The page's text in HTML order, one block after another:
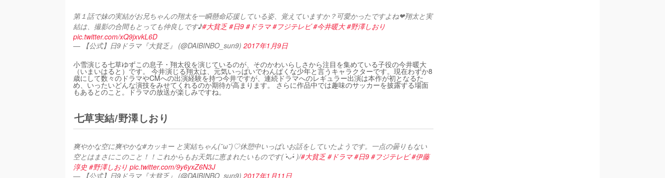
第１話で妹の実結がお兄ちゃんの翔太を一瞬懸命応援している姿、覚えていますか？可愛かったですよね❤翔太と実
結は、撮影の合間もとっても仲良しです♪#大貧乏 #日9 #ドラマ #フジテレビ #今井暖大 #野澤しおり
pic.twitter.com/xQ9jxvkL6D
— 【公式】日9ドラマ『大貧乏』 (@DAIBINBO_sun9) 2017年1月9日
小雪演じる七草ゆずこの息子・翔太役を演じているのが、そのかわいらしさから注目を集めている子役の今井暖大
（いまいはると）です。 今井演じる翔太は、元気いっぱいでわんぱくな少年と言うキャラクターです。現在わずか8
歳にして数々のドラマやCMへの出演経験を持つ今井ですが、連続ドラマへのレギュラー出演は本作が初となるた
め、いったいどんな演技をみせてくれるのか期待が高まります。 さらに作品中では趣味のサッカーを披露する場面
もあるとのこと。ドラマの放送が楽しみですね。
七草実結/野澤しおり
爽やかな空に爽やかな#カッキー と実結ちゃん(˘ω˘)♡休憩中いっぱいお話をしていたようです。一点の曇りもない
空とはまさにこのこと！！これからもお天気に恵まれたいものです( •̀ᴗ•́ )/#大貧乏 #ドラマ #日9 #フジテレビ #伊藤
淳史 #野澤しおり pic.twitter.com/9y6yxZ6N3J
— 【公式】日9ドラマ『大貧乏』 (@DAIBINBO_sun9) 2017年1月11日